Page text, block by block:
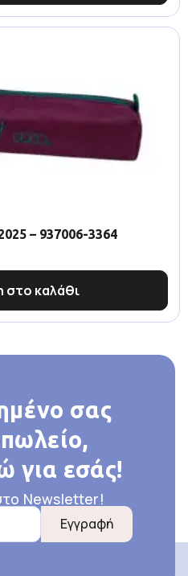
– 937006-3364
στο καλάθι
σας
για εσάς!
Newsletter!
Εγγραφή